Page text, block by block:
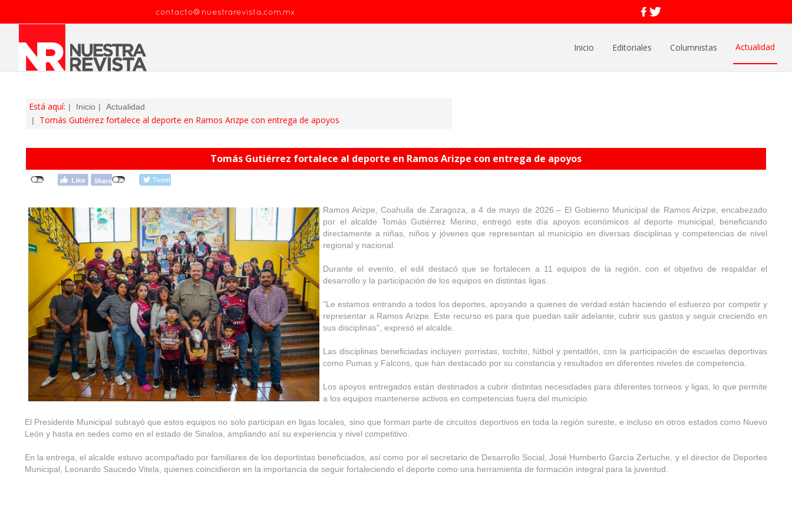
contacto@nuestrarevista.com.mx
Inicio Editoriales Columnistas Actualidad
Está aquí: Inicio Actualidad
Tomás Gutiérrez fortalece al deporte en Ramos Arizpe con entrega de apoyos
Tomás Gutiérrez fortalece al deporte en Ramos Arizpe con entrega de apoyos
Ramos Arizpe, Coahuila de Zaragoza, a 4 de mayo de 2026.– El Gobierno Municipal de Ramos Arizpe, encabezado
por el alcalde Tomás Gutiérrez Merino, entregó este día apoyos económicos al deporte municipal, beneficiando
directamente a niñas, niños y jóvenes que representan al municipio en diversas disciplinas y competencias de nivel
regional y nacional.
Durante el evento, el edil destacó que se fortalecen a 11 equipos de la región, con el objetivo de respaldar el
desarrollo y la participación de los equipos en distintas ligas.
"Le estamos entrando a todos los deportes, apoyando a quienes de verdad están haciendo el esfuerzo por competir y
representar a Ramos Arizpe. Este recurso es para que puedan salir adelante, cubrir sus gastos y seguir creciendo en
sus disciplinas", expresó el alcalde.
Las disciplinas beneficiadas incluyen porristas, tochito, fútbol y pentatlón, con la participación de escuelas deportivas
como Pumas y Falcons, que han destacado por su constancia y resultados en diferentes niveles de competencia.
Los apoyos entregados están destinados a cubrir distintas necesidades para diferentes torneos y ligas, lo que permite
a los equipos mantenerse activos en competencias fuera del municipio.
El Presidente Municipal subrayó que estos equipos no solo participan en ligas locales, sino que forman parte de circuitos deportivos en toda la región sureste, e incluso en otros estados como Nuevo
León y hasta en sedes como en el estado de Sinaloa, ampliando así su experiencia y nivel competitivo.
En la entrega, el alcalde estuvo acompañado por familiares de los deportistas beneficiados, así como por el secretario de Desarrollo Social, José Humberto García Zertuche, y el director de Deportes
Municipal, Leonardo Saucedo Vitela, quienes coincidieron en la importancia de seguir fortaleciendo el deporte como una herramienta de formación integral para la juventud.